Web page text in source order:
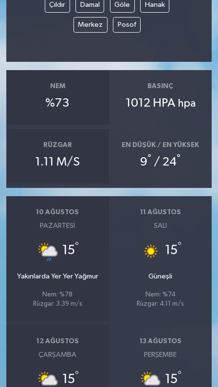
Çıldır Damal Göle Hanak
Merkez Posof
NEM
%73
BASINÇ
1012 HPA hpa
RÜZGAR
1.11 M/S
EN DÜŞÜK / EN YÜKSEK
9° / 24°
10 AĞUSTOS
PAZARTESI
15°
Yakınlarda Yer Yer Yağmur
Nem: %78
Rüzgar: 3.39 m/s
11 AĞUSTOS
SALI
15°
Güneşli
Nem: %74
Rüzgar: 4.11 m/s
12 AĞUSTOS
ÇARŞAMBA
15°
13 AĞUSTOS
PERŞEMBE
15°
Spor
Teknoloji
Yaşam